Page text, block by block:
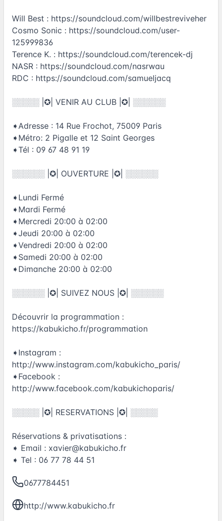
Will Best : https://soundcloud.com/willbestreviveher
Cosmo Sonic : https://soundcloud.com/user-
125999836
Terence K. : https://soundcloud.com/terencek-dj
NASR : https://soundcloud.com/nasrwau
RDC : https://soundcloud.com/samueljacq
░░░░░ |✪| VENIR AU CLUB |✪| ░░░░░░
➧Adresse : 14 Rue Frochot, 75009 Paris
➧Métro: 2 Pigalle et 12 Saint Georges
➧Tél : 09 67 48 91 19
░░░░░░ |✪| OUVERTURE |✪| ░░░░░░
➧Lundi Fermé
➧Mardi Fermé
➧Mercredi 20:00 à 02:00
➧Jeudi 20:00 à 02:00
➧Vendredi 20:00 à 02:00
➧Samedi 20:00 à 02:00
➧Dimanche 20:00 à 02:00
░░░░░░ |✪| SUIVEZ NOUS |✪| ░░░░░░
Découvrir la programmation :
https://kabukicho.fr/programmation
➧Instagram :
http://www.instagram.com/kabukicho_paris/
➧Facebook :
http://www.facebook.com/kabukichoparis/
░░░░░ |✪| RESERVATIONS |✪| ░░░░░
Réservations & privatisations :
➧ Email : xavier@kabukicho.fr
➧ Tel : 06 77 78 44 51
0677784451
http://www.kabukicho.fr